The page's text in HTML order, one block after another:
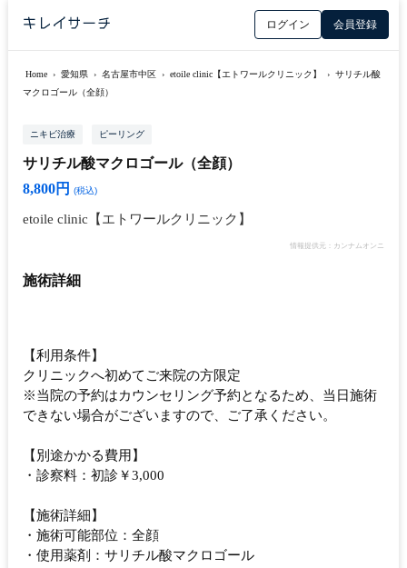
ログイン 会員登録
Home › 愛知県 › 名古屋市中区 › etoile clinic【エトワールクリニック】 › サリチル酸
マクロゴール（全顔）
ニキビ治療 ピーリング
サリチル酸マクロゴール（全顔）
8,800円
(税込)
etoile clinic【エトワールクリニック】
情報提供元：カンナムオンニ
施術詳細
【利用条件】
クリニックへ初めてご来院の方限定
※当院の予約はカウンセリング予約となるため、当日施術
できない場合がございますので、ご了承ください。
【別途かかる費用】
・診察料：初診￥3,000
【施術詳細】
・施術可能部位：全顔
・使用薬剤：サリチル酸マクロゴール